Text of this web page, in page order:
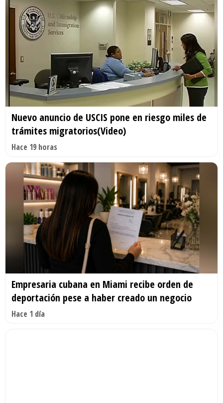
Nuevo anuncio de USCIS pone en riesgo miles de
trámites migratorios(Video)
Hace 19 horas
Empresaria cubana en Miami recibe orden de
deportación pese a haber creado un negocio
Hace 1 día